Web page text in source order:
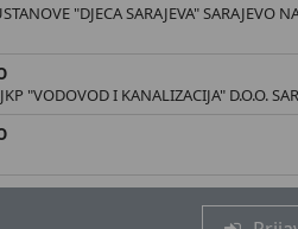
"DJECA SARAJEVA" SARAJEVO
"VODOVOD I KANALIZACIJA" D.O.O.